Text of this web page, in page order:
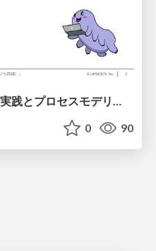
Temporalを用いた Sagaの実践とプロセスモデリング_konnさん
0 90